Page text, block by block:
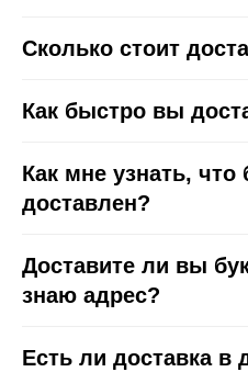
Сколько стоит
Как быстро вы
Как мне узнать, что
доставлен?
Доставите ли вы
знаю адрес?
Есть ли доставка в